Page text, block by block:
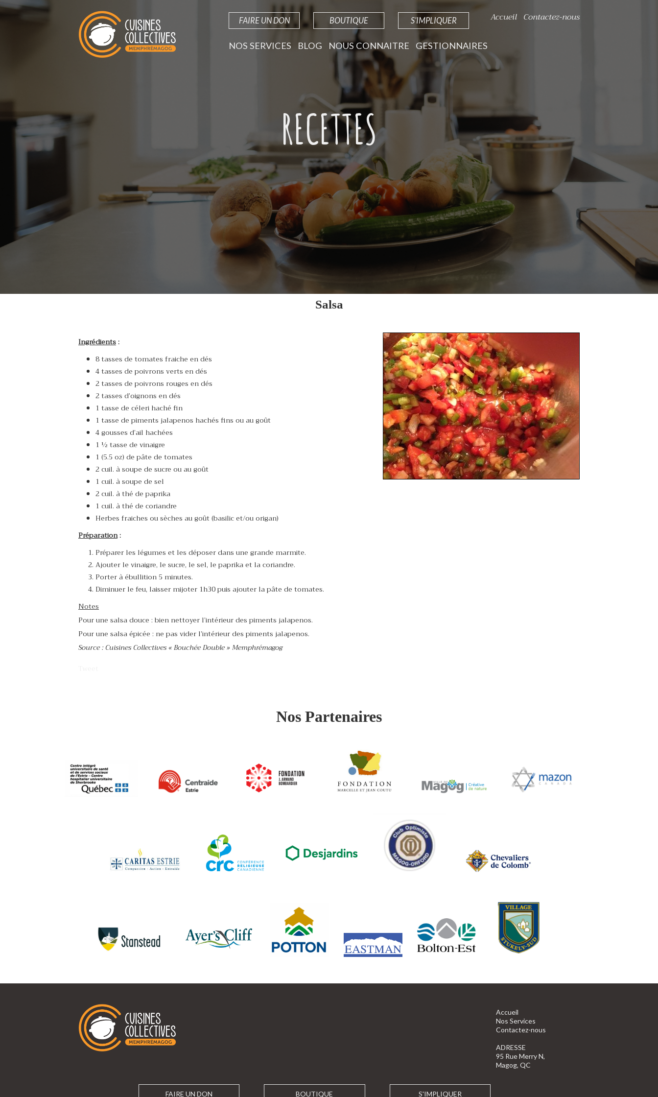
FAIRE UN DON BOUTIQUE S'IMPLIQUER Accueil Contactez-nous
NOS SERVICES BLOG NOUS CONNAITRE GESTIONNAIRES
RECETTES
Salsa
Ingrédients:
8 tasses de tomates fraiche en dés
4 tasses de poivrons verts en dés
2 tasses de poivrons rouges en dés
2 tasses d’oignons en dés
1 tasse de céleri haché fin
1 tasse de piments jalapenos hachés fins ou au goût
4 gousses d’ail hachées
1 ½ tasse de vinaigre
1 (5.5 oz) de pâte de tomates
2 cuil. à soupe de sucre ou au goût
1 cuil. à soupe de sel
2 cuil. à thé de paprika
1 cuil. à thé de coriandre
Herbes fraiches ou sèches au goût (basilic et/ou origan)
Préparation:
Préparer les légumes et les déposer dans une grande marmite.
Ajouter le vinaigre, le sucre, le sel, le paprika et la coriandre.
Porter à ébullition 5 minutes.
Diminuer le feu, laisser mijoter 1h30 puis ajouter la pâte de tomates.
Notes
Pour une salsa douce : bien nettoyer l’intérieur des piments jalapenos.
Pour une salsa épicée : ne pas vider l’intérieur des piments jalapenos.
Source : Cuisines Collectives « Bouchée Double » Memphrémagog
Nos Partenaires
Accueil
Nos Services
Contactez-nous
ADRESSE
95 Rue Merry N,
Magog, QC
FAIRE UN DON BOUTIQUE S'IMPLIQUER